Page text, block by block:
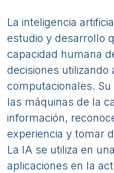
La inteligencia
estudio y desarrollo
capacidad humana
decisiones
computacionales.
las máquinas de la
información,
experiencia y tomar
La IA se utiliza en
aplicaciones en la